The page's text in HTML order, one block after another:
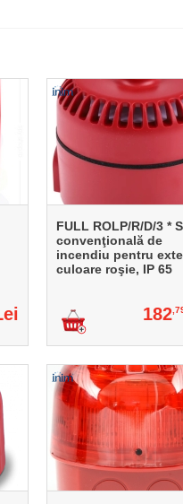
FULL ROLP/R/D/3 *
convenţională de
incendiu pentru
culoare roşie, IP 65
182